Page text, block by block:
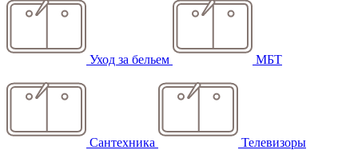
Уход за бельем МБТ
Сантехника Телевизоры